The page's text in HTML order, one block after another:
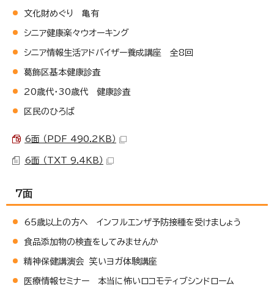
文化財めぐり 亀有
シニア健康楽々ウオーキング
シニア情報生活アドバイザー養成講座 全8回
葛飾区基本健康診査
20歳代・30歳代 健康診査
区民のひろば
6面 （PDF 490.2KB）
6面 （TXT 9.4KB）
7面
65歳以上の方へ インフルエンザ予防接種を受けましょう
食品添加物の検査をしてみませんか
精神保健講演会 笑いヨガ体験講座
医療情報セミナー 本当に怖いロコモティブシンドローム